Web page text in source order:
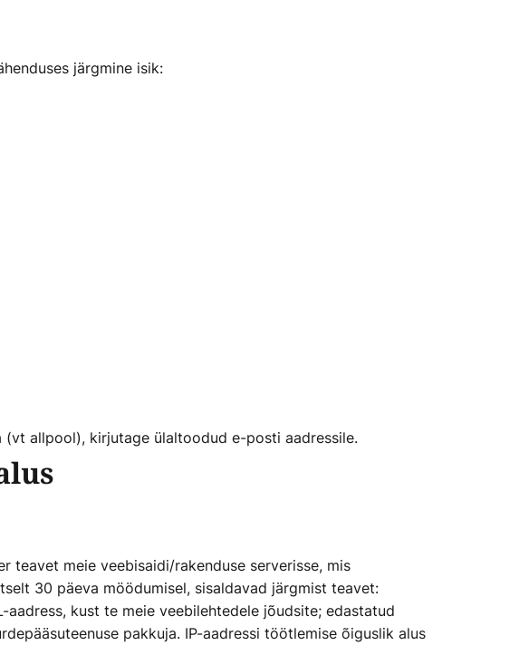
järgmine isik:
allpool), kirjutage ülaltoodud e-posti aadressile.
teavet meie veebisaidi/rakenduse serverisse, mis
30 päeva möödumisel, sisaldavad järgmist teavet:
aadress, kust te meie veebilehtedele jõudsite; edastatud
pakkuja. IP-aadressi töötlemise õiguslik alus